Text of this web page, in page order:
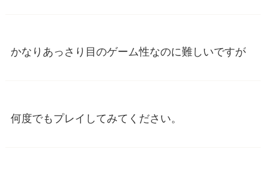
かなりあっさり目のゲーム性なのに難しいですが
何度でもプレイしてみてください。